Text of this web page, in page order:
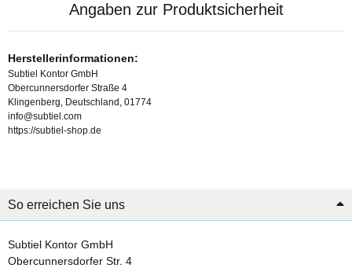
Angaben zur Produktsicherheit
Herstellerinformationen:
Subtiel Kontor GmbH
Obercunnersdorfer Straße 4
Klingenberg, Deutschland, 01774
info@subtiel.com
https://subtiel-shop.de
So erreichen Sie uns
Subtiel Kontor GmbH
Obercunnersdorfer Str. 4